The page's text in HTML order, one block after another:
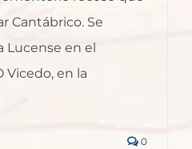
Cantábrico. Se
Lucense en el
en la
0